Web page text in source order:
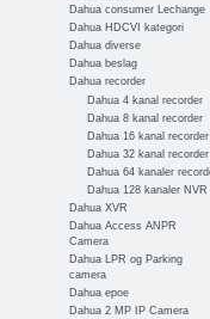
Dahua consumer Lechange
Dahua HDCVI kategori
Dahua diverse
Dahua beslag
Dahua recorder
Dahua 4 kanal recorder
Dahua 8 kanal recorder
Dahua 16 kanal recorder
Dahua 32 kanal recorder
Dahua 64 kanaler
Dahua 128 kanaler NVR
Dahua XVR
Dahua Access ANPR
Camera
Dahua LPR og Parking
camera
Dahua epoe
Dahua 2 MP IP Camera